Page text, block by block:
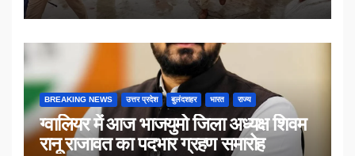
BREAKING NEWS उत्तर प्रदेश बुलंदशहर भारत राज्य
ग्वालियर में आज भाजयुमो जिला अध्यक्ष शिवम
रानू राजावत का पदभार ग्रहण समारोह